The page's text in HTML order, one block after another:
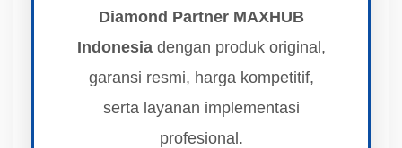
Diamond Partner MAXHUB
Indonesia dengan produk original,
garansi resmi, harga kompetitif,
serta layanan implementasi
profesional.